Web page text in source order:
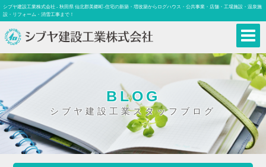
シブヤ建設工業株式会社 - 秋田県 仙北郡美郷町-住宅の新築・増改築からログハウス・公共事業・店舗・工場施設・温泉施
設・リフォーム・消雪工事まで！
BLOG
シブヤ建設工業スタッフブログ